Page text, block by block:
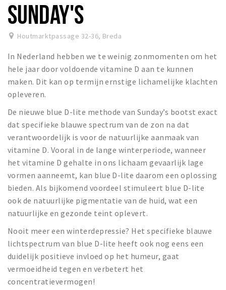
Bezienswaardigheden
Musea, theaters & podia
Uitjes & activiteiten
Toeristische routes
Natuurgebieden
Baroniepoorten
Sport
Privacy
Inloggen
SUNDAY'S
Houtmarktpassage 32-36, Breda
In Nederland hebben we te weinig zonmomenten om het
hele jaar door voldoende vitamine D aan te kunnen
maken. Dit kan op termijn ernstige lichamelijke klachten
opleveren.
De nieuwe blue D-lite methode van Sunday’s bootst exact
dat specifieke blauwe spectrum van de zon na dat
verantwoordelijk is voor de natuurlijke aanmaak van
vitamine D. Vooral in de lange winterperiode, wanneer
het vitamine D gehalte in ons lichaam gevaarlijk lage
vormen aanneemt, kan blue D-lite daarom een oplossing
bieden. Als bijkomend voordeel stimuleert blue D-lite
ook de natuurlijke pigmentatie van de huid, wat een
natuurlijke en gezonde teint oplevert.
Nooit meer een winterdepressie? Het specifieke blauwe
lichtspectrum van blue D-lite heeft ook nog eens een
duidelijk positieve invloed op het humeur, gaat
vermoeidheid tegen en verbetert het
concentratievermogen!